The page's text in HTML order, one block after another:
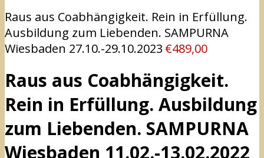
Raus aus Coabhängigkeit. Rein in Erfüllung.
Ausbildung zum Liebenden. SAMPURNA
Wiesbaden 27.10.-29.10.2023 €489,00
Raus aus Coabhängigkeit.
Rein in Erfüllung. Ausbildung
zum Liebenden. SAMPURNA
Wiesbaden 11.02.-13.02.2022